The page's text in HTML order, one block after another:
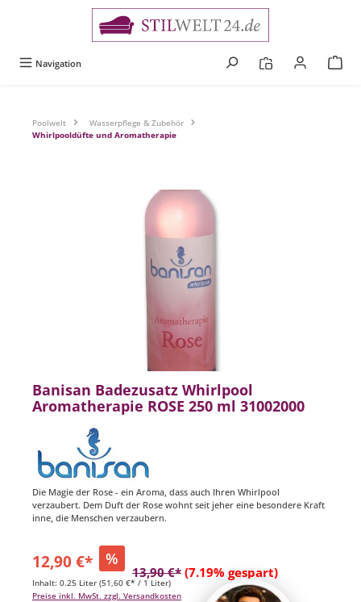
Navigation
Poolwelt
Wasserpflege & Zubehör
Whirlpooldüfte und Aromatherapie
Banisan Badezusatz Whirlpool
Aromatherapie ROSE 250 ml 31002000
Die Magie der Rose - ein Aroma, dass auch Ihren Whirlpool
verzaubert. Dem Duft der Rose wohnt seit jeher eine besondere Kraft
inne, die Menschen verzaubern.
12,90 €* %
13,90 €* (7.19% gespart)
Inhalt: 0.25 Liter (51,60 €* / 1 Liter)
Preise inkl. MwSt. zzgl. Versandkosten